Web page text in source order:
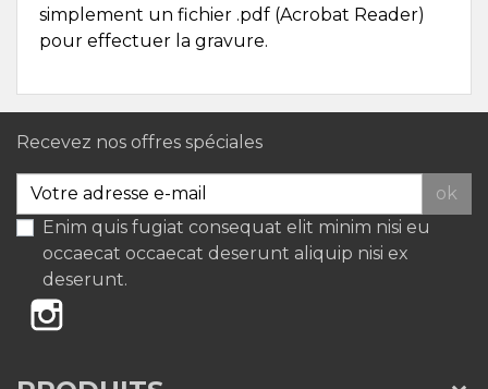
simplement un fichier .pdf (Acrobat Reader)
pour effectuer la gravure.
Recevez nos offres spéciales
ok
Enim quis fugiat consequat elit minim nisi eu
occaecat occaecat deserunt aliquip nisi ex
deserunt.